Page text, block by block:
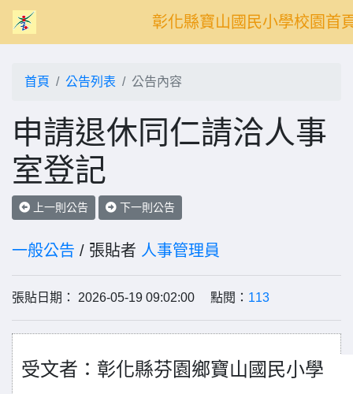
彰化縣寶山國民小學校園首
首頁 公告列表 公告內容
申請退休同仁請洽人事
室登記
上一則公告 下一則公告
一般公告 / 張貼者 人事管理員
張貼日期： 2026-05-19 09:02:00 點閱： 113
受文者：彰化縣芬園鄉寶山國民小學